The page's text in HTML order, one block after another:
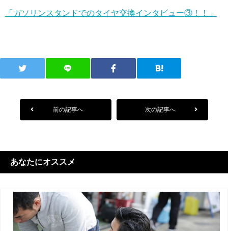
「ガソリンスタンドでのタイヤ交換インタビュー③！！」
前の記事へ 次の記事へ
あなたにオススメ